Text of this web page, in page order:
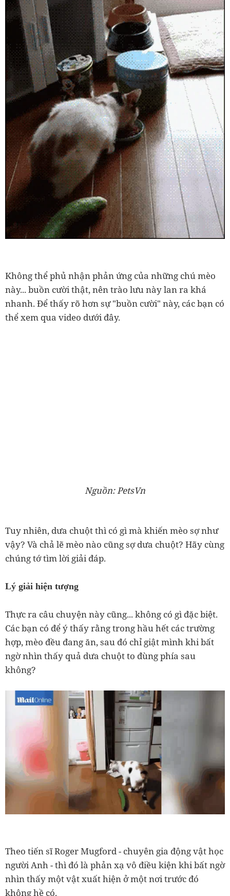
Không thể phủ nhận phản ứng của những chú mèo
này... buồn cười thật, nên trào lưu này lan ra khá
nhanh. Để thấy rõ hơn sự "buồn cười" này, các bạn có
thể xem qua video dưới đây.
Nguồn: PetsVn
Tuy nhiên, dưa chuột thì có gì mà khiến mèo sợ như
vậy? Và chả lẽ mèo nào cũng sợ dưa chuột? Hãy cùng
chúng tớ tìm lời giải đáp.
Lý giải hiện tượng
Thực ra câu chuyện này cũng... không có gì đặc biệt.
Các bạn có để ý thấy rằng trong hầu hết các trường
hợp, mèo đều đang ăn, sau đó chỉ giật mình khi bất
ngờ nhìn thấy quả dưa chuột to đùng phía sau
không?
Theo tiến sĩ Roger Mugford - chuyên gia động vật học
người Anh - thì đó là phản xạ vô điều kiện khi bất ngờ
nhìn thấy một vật xuất hiện ở một nơi trước đó
không hề có.